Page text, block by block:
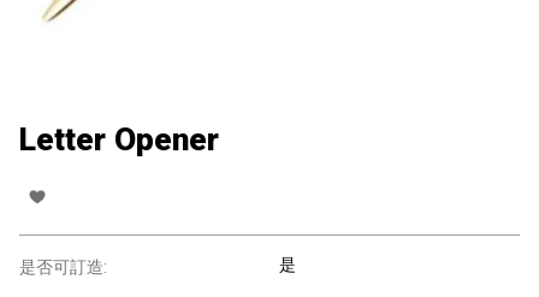
Letter Opener
是否可訂造: 是